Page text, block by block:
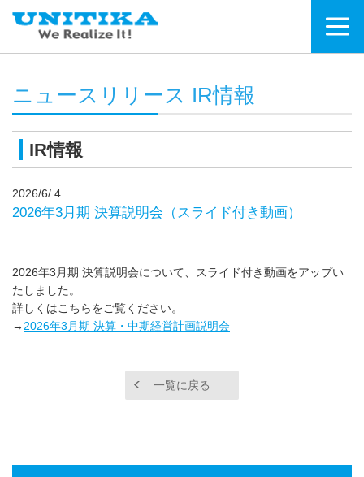
ニュースリリース IR情報
IR情報
2026/6/ 4
2026年3月期 決算説明会（スライド付き動画）
2026年3月期 決算説明会について、スライド付き動画をアップい
たしました。
詳しくはこちらをご覧ください。
→ 2026年3月期 決算・中期経営計画説明会
一覧に戻る